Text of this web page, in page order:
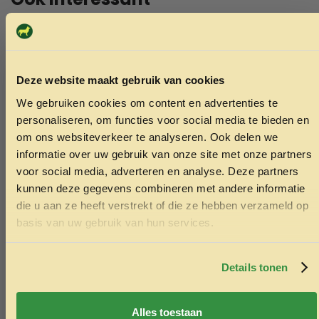
Deze website maakt gebruik van cookies
We gebruiken cookies om content en advertenties te
personaliseren, om functies voor social media te bieden en
om ons websiteverkeer te analyseren. Ook delen we
informatie over uw gebruik van onze site met onze partners
voor social media, adverteren en analyse. Deze partners
kunnen deze gegevens combineren met andere informatie
die u aan ze heeft verstrekt of die ze hebben verzameld op
basis van uw gebruik van hun services.
Details tonen
Alles toestaan
Echt de moeite waard!
ONTVANG 5% KORTING OP
JE EERSTE BESTELLING!
Ontvang korting
Door je in te schrijven ga je akkoord met het ontvangen van